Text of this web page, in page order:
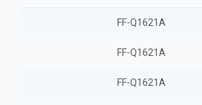
FF-Q1621A
FF-Q1621A
FF-Q1621A